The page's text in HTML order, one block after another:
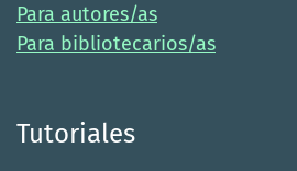
Para autores/as
Para bibliotecarios/as
Tutoriales